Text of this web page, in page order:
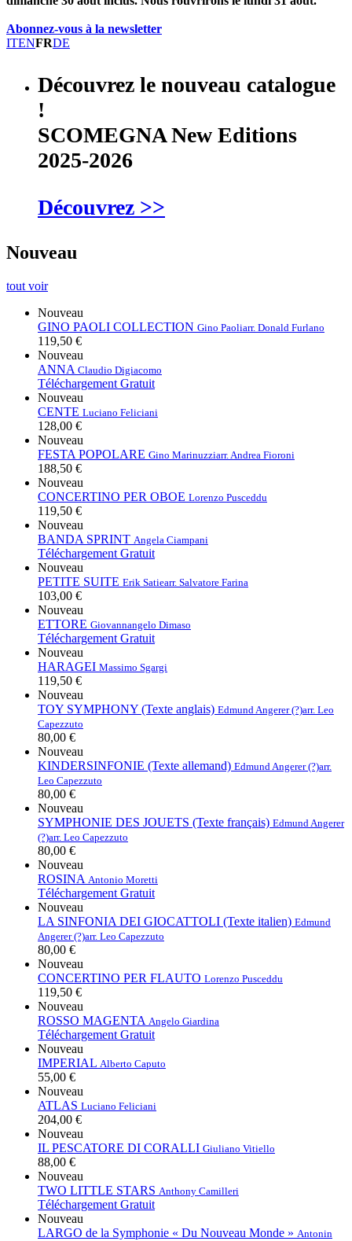
Abonnez-vous à la newsletter
ITENFRDE
Découvrez le nouveau catalogue
!
SCOMEGNA New Editions
2025-2026
Découvrez >>
Nouveau
tout voir
Nouveau
GINO PAOLI COLLECTION Gino Paoliarr. Donald Furlano
119,50 €
Nouveau
ANNA Claudio Digiacomo
Téléchargement Gratuit
Nouveau
CENTE Luciano Feliciani
128,00 €
Nouveau
FESTA POPOLARE Gino Marinuzziarr. Andrea Fioroni
188,50 €
Nouveau
CONCERTINO PER OBOE Lorenzo Pusceddu
119,50 €
Nouveau
BANDA SPRINT Angela Ciampani
Téléchargement Gratuit
Nouveau
PETITE SUITE Erik Satiearr. Salvatore Farina
103,00 €
Nouveau
ETTORE Giovannangelo Dimaso
Téléchargement Gratuit
Nouveau
HARAGEI Massimo Sgargi
119,50 €
Nouveau
TOY SYMPHONY (Texte anglais) Edmund Angerer (?)arr. Leo
Capezzuto
80,00 €
Nouveau
KINDERSINFONIE (Texte allemand) Edmund Angerer (?)arr.
Leo Capezzuto
80,00 €
Nouveau
SYMPHONIE DES JOUETS (Texte français) Edmund Angerer
(?)arr. Leo Capezzuto
80,00 €
Nouveau
ROSINA Antonio Moretti
Téléchargement Gratuit
Nouveau
LA SINFONIA DEI GIOCATTOLI (Texte italien) Edmund
Angerer (?)arr. Leo Capezzuto
80,00 €
Nouveau
CONCERTINO PER FLAUTO Lorenzo Pusceddu
119,50 €
Nouveau
ROSSO MAGENTA Angelo Giardina
Téléchargement Gratuit
Nouveau
IMPERIAL Alberto Caputo
55,00 €
Nouveau
ATLAS Luciano Feliciani
204,00 €
Nouveau
IL PESCATORE DI CORALLI Giuliano Vitiello
88,00 €
Nouveau
TWO LITTLE STARS Anthony Camilleri
Téléchargement Gratuit
Nouveau
LARGO de la Symphonie « Du Nouveau Monde » Antonin